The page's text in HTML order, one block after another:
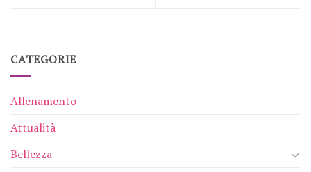
CATEGORIE
Allenamento
Attualità
Bellezza